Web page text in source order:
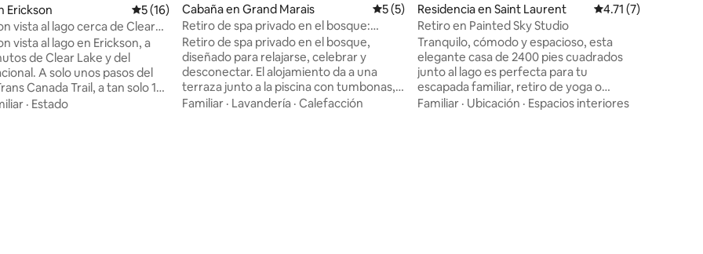
de 5; 106 evaluaciones
Erickson Calificación promedio: 5 de 5; 16 evaluaciones
5 (16)
vista al lago cerca de Clear
y piscina de inmersión
vista al lago en Erickson, a
de Clear Lake y del
A solo unos pasos del
Canada Trail, a tan solo 10
Klar SoNordic Spa. Esta
· Estado
Cabaña en Grand Marais Calificación promedio: 5 de 5; 5 evaluaciones
5 (5)
Retiro de spa privado en el bosque:
sauna, jacuzzi y piscina
Retiro de spa privado en el bosque,
diseñado para relajarse, celebrar y
desconectar. El alojamiento da a una
terraza junto a la piscina con tumbonas,
comedor y parrilla, mientras que un
Familiar · Lavandería · Calefacción
Residencia en Saint Laurent Calificación
4.71 (7)
Retiro en Painted Sky Studio
Tranquilo, cómodo y espacioso, esta
elegante casa de 2400 pies cuadrados
junto al lago es perfecta para tu
escapada familiar, retiro de yoga o
reunión de negocios. Con un estudio en
Familiar · Ubicación · Espacios interiores